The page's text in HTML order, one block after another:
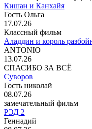
Кишан и Канхайя
Гость Ольга
17.07.26
Классный фильм
Аладдин и король
ANTONIO
13.07.26
СПАСИБО ЗА ВСЁ
Суворов
Гость николай
08.07.26
замечательный фильм
РЭД 2
Геннадий